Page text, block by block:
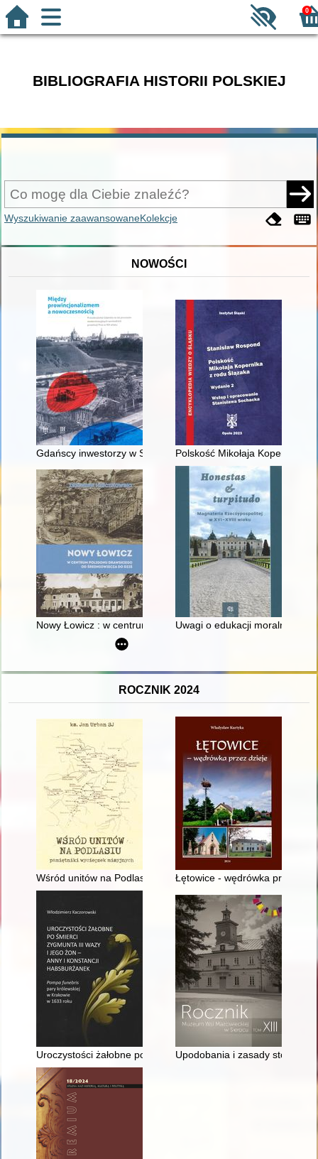
0
BIBLIOGRAFIA HISTORII POLSKIEJ
Wyszukiwanie zaawansowaneKolekcje
NOWOŚCI
Gdańscy inwestorzy w Sopocie : prestiż finansowy i
Polskość Mikołaja Kopernika z
Nowy Łowicz : w centrum poligonu drawskiego od
Uwagi o edukacji moralnej
ROCZNIK 2024
Wśród unitów na Podlasiu : pamiętniki wycieczek misyjnych
Łętowice - wędrówka przez
Uroczystości żałobne po śmierci Zygmunta III Wazy i jego
Upodobania i zasady